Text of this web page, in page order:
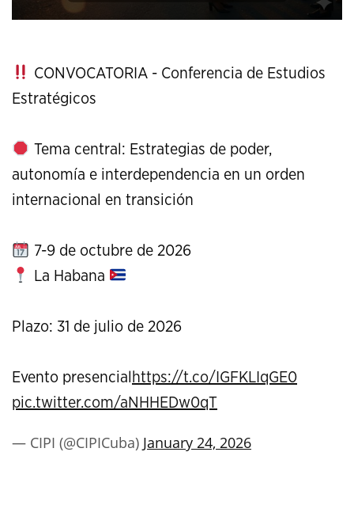
CONVOCATORIA - Conferencia de Estudios
Estratégicos
Tema central: Estrategias de poder,
autonomía e interdependencia en un orden
internacional en transición
7-9 de octubre de 2026
La Habana
Plazo: 31 de julio de 2026
Evento presencial https://t.co/IGFKLIqGE0
pic.twitter.com/aNHHEDw0qT
— CIPI (@CIPICuba) January 24, 2026